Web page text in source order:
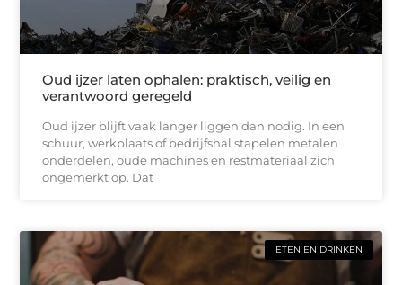
Oud ijzer laten ophalen: praktisch, veilig en
verantwoord geregeld
Oud ijzer blijft vaak langer liggen dan nodig. In een
schuur, werkplaats of bedrijfshal stapelen metalen
onderdelen, oude machines en restmateriaal zich
ongemerkt op. Dat
ETEN EN DRINKEN